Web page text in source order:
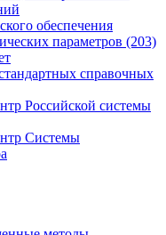
обеспечения
параметров (203)
справочных
Российской системы
Системы